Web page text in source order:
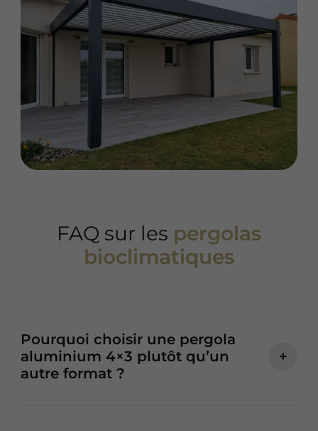
FAQ sur les pergolas
bioclimatiques
Pourquoi choisir une pergola
aluminium 4×3 plutôt qu’un
autre format ?
+